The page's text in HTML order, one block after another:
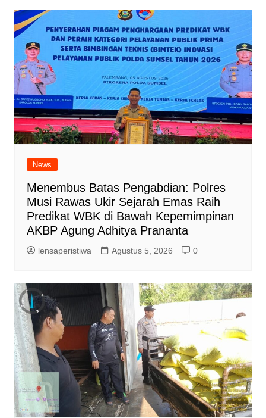
News
Menembus Batas Pengabdian: Polres
Musi Rawas Ukir Sejarah Emas Raih
Predikat WBK di Bawah Kepemimpinan
AKBP Agung Adhitya Prananta
lensaperistiwa Agustus 5, 2026 0